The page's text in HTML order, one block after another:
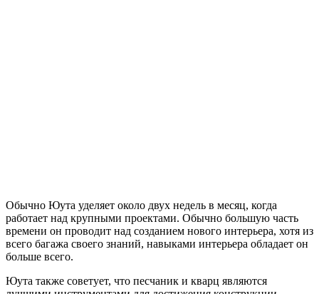
Обычно Юута уделяет около двух недель в месяц, когда
работает над крупными проектами. Обычно большую часть
времени он проводит над созданием нового интерьера, хотя из
всего багажа своего знаний, навыками интерьера обладает он
больше всего.
Юута также советует, что песчаник и кварц являются